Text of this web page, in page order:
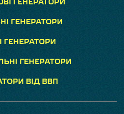
ГЕНЕРАТОРИ
ГЕНЕРАТОРИ
ГЕНЕРАТОРИ
ГЕНЕРАТОРИ
ВІД ВВП